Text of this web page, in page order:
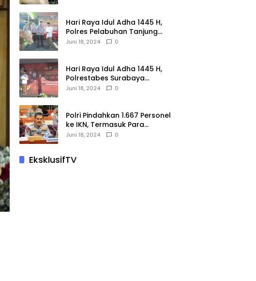
Hari Raya Idul Adha 1445 H,
Polres Pelabuhan Tanjung
Perak Salurkan 49 Hewan
Juni 18, 2024 0
Hari Raya Idul Adha 1445 H,
Polrestabes Surabaya
Menerima dan Menyalurkan
Juni 18, 2024 0
Polri Pindahkan 1.667 Personel
ke IKN, Termasuk Para
Jenderal.
Juni 18, 2024 0
EksklusifTV